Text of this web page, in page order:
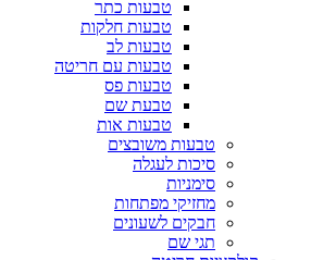
טבעות כתר
טבעות חלקות
טבעות לב
טבעות עם חריטה
טבעות פס
טבעת שם
טבעות אות
טבעות משובצים
סיכות לעגלה
סימניות
מחזיקי מפתחות
חבקים לשעונים
תגי שם